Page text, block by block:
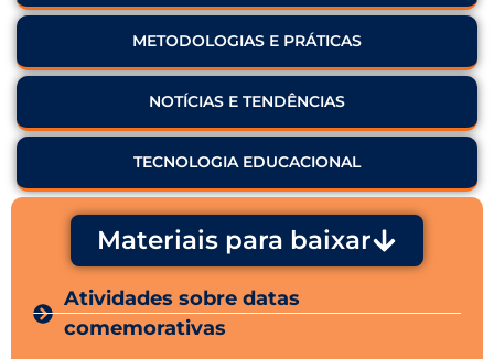
METODOLOGIAS E PRÁTICAS
NOTÍCIAS E TENDÊNCIAS
TECNOLOGIA EDUCACIONAL
Materiais para baixar
Atividades sobre datas
comemorativas